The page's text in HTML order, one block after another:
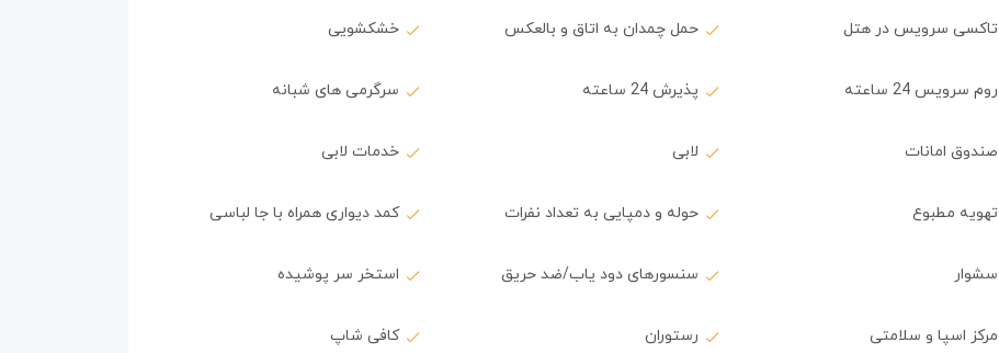
تاکسی سرویس در هتل حمل چمدان به اتاق و بالعکس خشکشویی
روم سرویس 24 ساعته پذیرش 24 ساعته سرگرمی های شبانه
صندوق امانات لابی خدمات لابی
تهویه مطبوع حوله و دمپایی به تعداد نفرات کمد دیواری همراه با جا لباسی
سشوار سنسورهای دود یاب/ضد حریق استخر سر پوشیده
مرکز اسپا و سلامتی رستوران کافی شاپ